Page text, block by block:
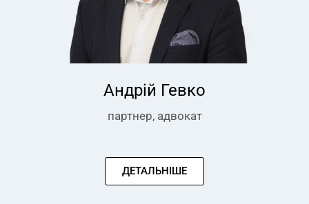
Андрій Гевко
партнер, адвокат
ДЕТАЛЬНІШЕ